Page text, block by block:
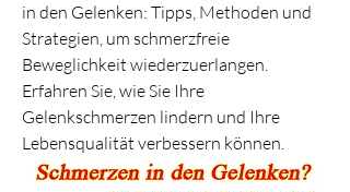
in den Gelenken: Tipps, Methoden und
Strategien, um schmerzfreie
Beweglichkeit wiederzuerlangen.
Erfahren Sie, wie Sie Ihre
Gelenkschmerzen lindern und Ihre
Lebensqualität verbessern können.